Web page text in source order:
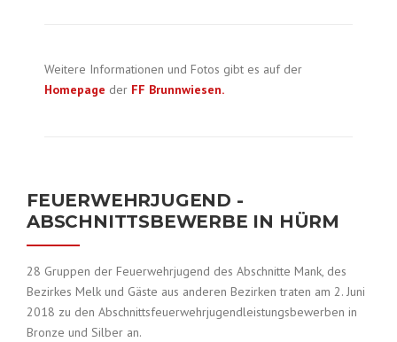
Weitere Informationen und Fotos gibt es auf der
Homepage der FF Brunnwiesen.
FEUERWEHRJUGEND -
ABSCHNITTSBEWERBE IN HÜRM
28 Gruppen der Feuerwehrjugend des Abschnitte Mank, des
Bezirkes Melk und Gäste aus anderen Bezirken traten am 2. Juni
2018 zu den Abschnittsfeuerwehrjugendleistungsbewerben in
Bronze und Silber an.